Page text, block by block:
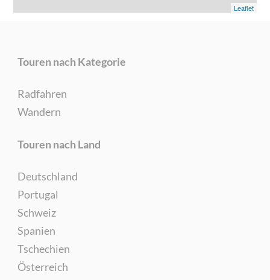
Leaflet
Touren nach Kategorie
Radfahren
Wandern
Touren nach Land
Deutschland
Portugal
Schweiz
Spanien
Tschechien
Österreich